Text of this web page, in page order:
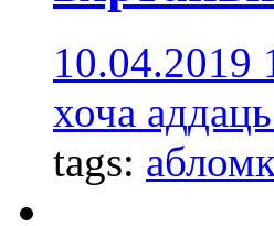
10.04.2019
хоча
tags: